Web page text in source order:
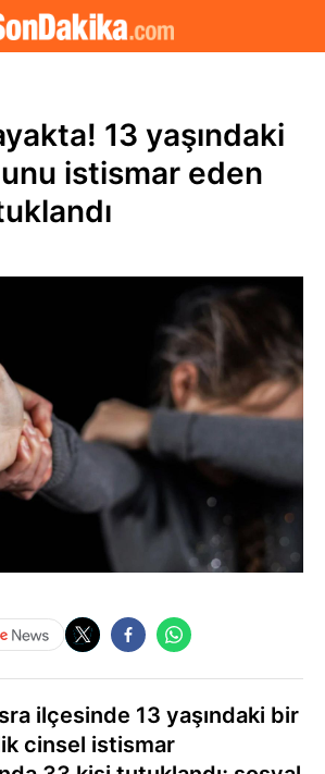
13 yaşındaki
istismar eden
ilçesinde 13 yaşındaki bir
cinsel istismar